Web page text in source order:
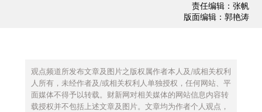
责任编辑：张帆
版面编辑：郭艳涛
观点频道所发布文章及图片之版权属作者本人及/或相关权利
人所有，未经作者及/或相关权利人单独授权，任何网站、平
面媒体不得予以转载。财新网对相关媒体的网站信息内容转
载授权并不包括上述文章及图片。文章均为作者个人观点，